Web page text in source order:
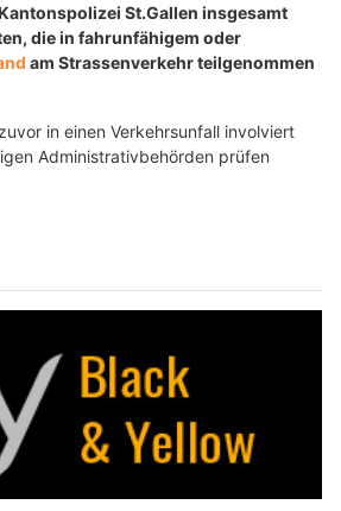
St.Gallen insgesamt
die in fahrunfähigem oder
am Strassenverkehr teilgenommen
in einen Verkehrsunfall involviert
Administrativbehörden prüfen